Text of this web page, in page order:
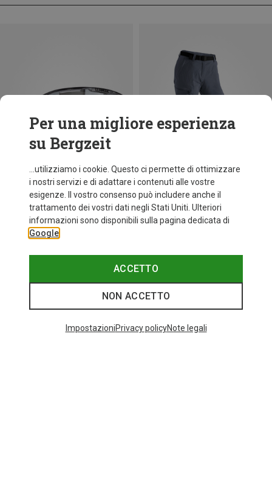
Risparmi 25% fino a 31%
Per una migliore esperienza
su Bergzeit
...utilizziamo i cookie. Questo ci permette di ottimizzare
i nostri servizi e di adattare i contenuti alle vostre
esigenze. Il vostro consenso può includere anche il
trattamento dei vostri dati negli Stati Uniti. Ulteriori
informazioni sono disponibili sulla pagina dedicata di
Google
ACCETTO
NON ACCETTO
ImpostazioniPrivacy policyNote legali